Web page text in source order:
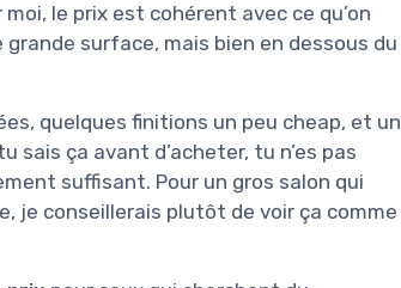
le prix est cohérent avec ce qu’on
surface, mais bien en dessous du
quelques finitions un peu cheap, et un
ça avant d’acheter, tu n’es pas
suffisant. Pour un gros salon qui
je conseillerais plutôt de voir ça comme